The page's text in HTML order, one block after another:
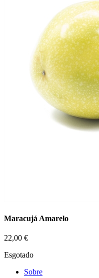
Maracujá Amarelo
22,00 €
Esgotado
Sobre